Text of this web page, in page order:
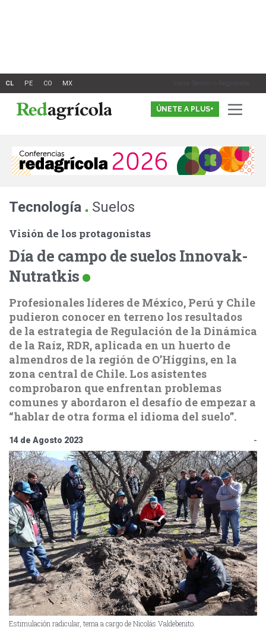
Inicia Sesión o Registrate
ÚNETE A PLUS+
Tecnología . Suelos
Visión de los protagonistas
Día de campo de suelos Innovak-
Nutratkis
Profesionales líderes de México, Perú y Chile
pudieron conocer en terreno los resultados
de la estrategia de Regulación de la Dinámica
de la Raíz, RDR, aplicada en un huerto de
almendros de la región de O’Higgins, en la
zona central de Chile. Los asistentes
comprobaron que enfrentan problemas
comunes y abordaron el desafío de empezar a
“hablar de otra forma el idioma del suelo”.
14 de Agosto 2023 -
Estimulación radicular, tema a cargo de Nicolás Valdebenito.